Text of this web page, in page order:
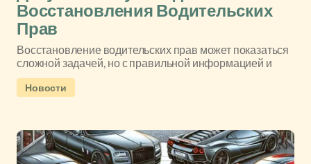
Восстановления Водительских
Прав
Восстановление водительских прав может показаться
сложной задачей, но с правильной информацией и
Новости